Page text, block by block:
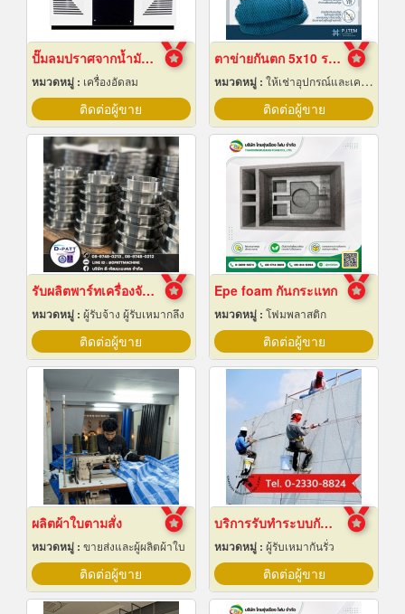
ปั๊มลมปราศจากน้ำมันแบบบูสเตอร์
หมวดหมู่ : เครื่องอัดลม
ติดต่อผู้ขาย
ตาข่ายกันตก 5x10 ราคาถูก
หมวดหมู่ : ให้เช่าอุปกรณ์และเครื่องใช้สำหรับผู้รับเหมาก่อสร้าง
ติดต่อผู้ขาย
รับผลิตพาร์ทเครื่องจักร ตามแบบ ระยอง
หมวดหมู่ : ผู้รับจ้าง ผู้รับเหมากลึง
ติดต่อผู้ขาย
Epe foam กันกระแทก
หมวดหมู่ : โฟมพลาสติก
ติดต่อผู้ขาย
ผลิตผ้าใบตามสั่ง
หมวดหมู่ : ขายส่งและผู้ผลิตผ้าใบ
ติดต่อผู้ขาย
บริการรับทำระบบกันซึม
หมวดหมู่ : ผู้รับเหมากันรั่ว
ติดต่อผู้ขาย